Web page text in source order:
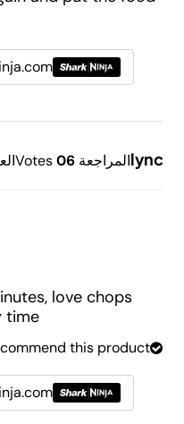
lyncالمراجعة 6
Votes0
love chops
time
this product.